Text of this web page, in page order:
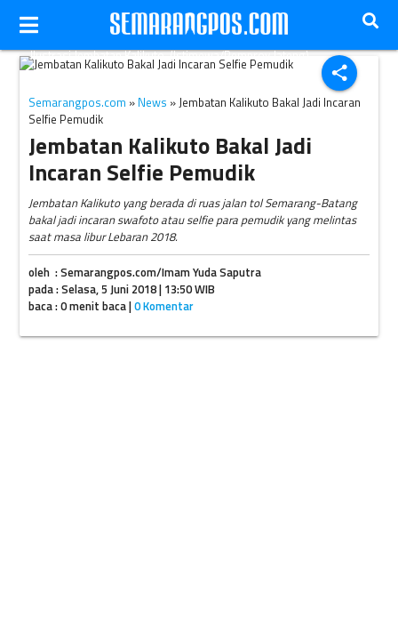
share
Ilustrasi Jembatan Kalikuto. (Istimewa/Pemprov Jateng)
Semarangpos.com » News » Jembatan Kalikuto Bakal Jadi Incaran
Selfie Pemudik
Jembatan Kalikuto Bakal Jadi
Incaran Selfie Pemudik
Jembatan Kalikuto yang berada di ruas jalan tol Semarang-Batang
bakal jadi incaran swafoto atau selfie para pemudik yang melintas
saat masa libur Lebaran 2018.
oleh : Semarangpos.com/Imam Yuda Saputra
pada : Selasa, 5 Juni 2018 | 13:50 WIB
baca : 0 menit baca |0 Komentar